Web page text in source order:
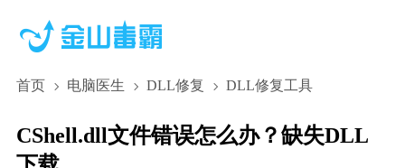
首页 电脑医生 DLL修复 DLL修复工具
CShell.dll文件错误怎么办？缺失DLL